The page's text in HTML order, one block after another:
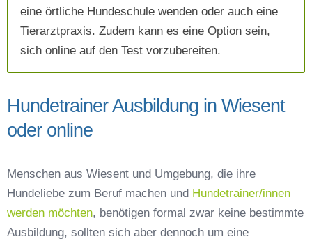
eine örtliche Hundeschule wenden oder auch eine
Tierarztpraxis. Zudem kann es eine Option sein,
sich online auf den Test vorzubereiten.
Hundetrainer Ausbildung in Wiesent
oder online
Menschen aus Wiesent und Umgebung, die ihre
Hundeliebe zum Beruf machen und Hundetrainer/innen
werden möchten, benötigen formal zwar keine bestimmte
Ausbildung, sollten sich aber dennoch um eine